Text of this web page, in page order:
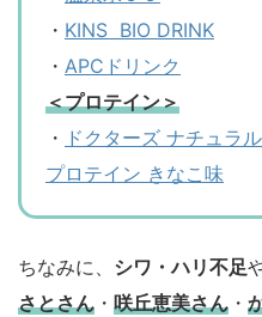
・ KINS BIO DRINK
・ APCドリンク
＜プロテイン＞
・ ドクターズ ナチュラ
プロテイン きなこ味
ちなみに、 シワ・ハリ不足
さとさん ・ 咲丘恵美さん ・